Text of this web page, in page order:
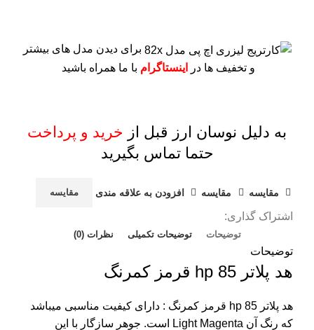
برای دیدن مدل های بیشتر
و تخفیف ها در
اینستاگرام با ما همراه باشید
به دلیل نوسان ارز قبل از خرید و پرداخت
حتما تماس بگیرید
مقايسه مقایسه افزودن به علاقه مندی مقایسه
اشتراک گذاری:
توضیحات توضیحات تکمیلی نظرات (0)
توضیحات
هد پلاتر 85 hp قرمز کمرنگ
هد پلاتر 85 hp قرمز کمرنگ : دارای کیفیت مناسبی میباشد
که رنگ آن Light Magenta است. جوهر سازگار با این